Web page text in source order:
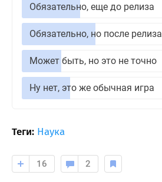
Обязательно, еще до релиза
Обязательно, но после релиза
Может быть, но это не точно
Ну нет, это же обычная игра
Теги: Наука
16 2